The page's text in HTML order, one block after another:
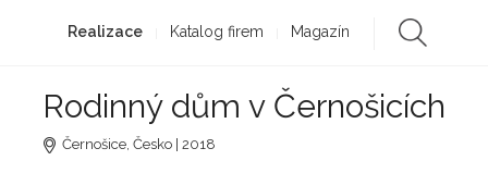
Realizace Katalog firem Magazín
Rodinný dům v Černošicích
Černošice, Česko | 2018